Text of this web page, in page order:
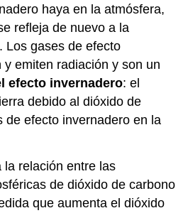
haya en la atmósfera,
refleja de nuevo a la
Los gases de efecto
emiten radiación y son un
efecto invernadero: el
debido al dióxido de
de efecto invernadero en la
la relación entre las
de dióxido de carbono
que aumenta el dióxido